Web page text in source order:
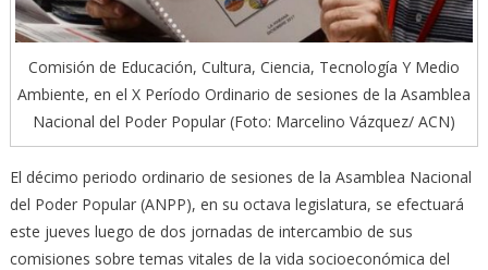
Comisión de Educación, Cultura, Ciencia, Tecnología Y Medio
Ambiente, en el X Período Ordinario de sesiones de la Asamblea
Nacional del Poder Popular (Foto: Marcelino Vázquez/ ACN)
El décimo periodo ordinario de sesiones de la Asamblea Nacional
del Poder Popular (ANPP), en su octava legislatura, se efectuará
este jueves luego de dos jornadas de intercambio de sus
comisiones sobre temas vitales de la vida socioeconómica del